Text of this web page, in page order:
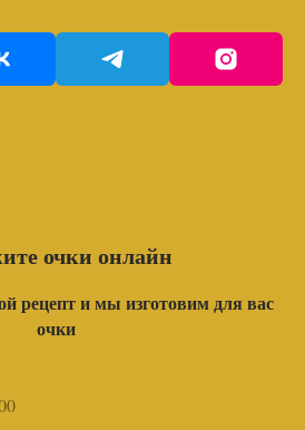
очки онлайн
рецепт и мы изготовим для вас
очки